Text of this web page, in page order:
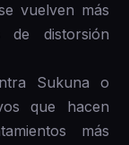
vuelven más
de distorsión
Sukuna o
que hacen
más